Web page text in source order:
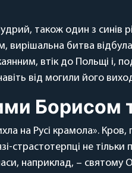
також один з синів
битва
втік до Польщі і,
від могили його
Борисом
на Русі крамола».
страстотерпці не
наприклад, –